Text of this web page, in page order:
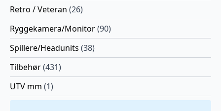
Retro / Veteran (26)
Ryggekamera/Monitor(90)
Spillere/Headunits (38)
Tilbehør(431)
UTV mm (1)